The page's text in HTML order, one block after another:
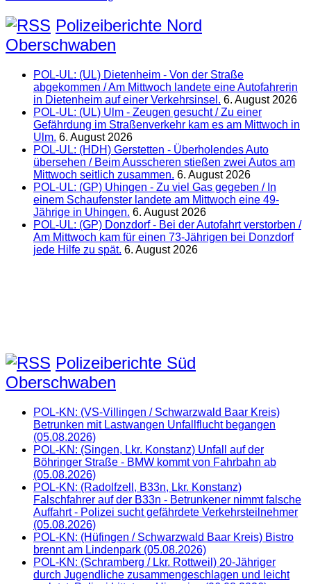
Polizeiberichte Nord
Oberschwaben
POL-UL: (UL) Dietenheim - Von der Straße
abgekommen / Am Mittwoch landete eine Autofahrerin
in Dietenheim auf einer Verkehrsinsel. 6. August 2026
POL-UL: (UL) Ulm - Zeugen gesucht / Zu einer
Gefährdung im Straßenverkehr kam es am Mittwoch in
Ulm. 6. August 2026
POL-UL: (HDH) Gerstetten - Überholendes Auto
übersehen / Beim Ausscheren stießen zwei Autos am
Mittwoch seitlich zusammen. 6. August 2026
POL-UL: (GP) Uhingen - Zu viel Gas gegeben / In
einem Schaufenster landete am Mittwoch eine 49-
Jährige in Uhingen. 6. August 2026
POL-UL: (GP) Donzdorf - Bei der Autofahrt verstorben /
Am Mittwoch kam für einen 73-Jährigen bei Donzdorf
jede Hilfe zu spät. 6. August 2026
Polizeiberichte Süd
Oberschwaben
POL-KN: (VS-Villingen / Schwarzwald Baar Kreis)
Betrunken mit Lastwangen Unfallflucht begangen
(05.08.2026)
POL-KN: (Singen, Lkr. Konstanz) Unfall auf der
Böhringer Straße - BMW kommt von Fahrbahn ab
(05.08.2026)
POL-KN: (Radolfzell, B33n, Lkr. Konstanz)
Falschfahrer auf der B33n - Betrunkener nimmt falsche
Auffahrt - Polizei sucht gefährdete Verkehrsteilnehmer
(05.08.2026)
POL-KN: (Hüfingen / Schwarzwald Baar Kreis) Bistro
brennt am Lindenpark (05.08.2026)
POL-KN: (Schramberg / Lkr. Rottweil) 20-Jähriger
durch Jugendliche zusammengeschlagen und leicht